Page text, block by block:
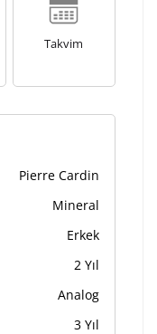
Takvim
Pierre Cardin
Mineral
Erkek
2 Yıl
Analog
3 Yıl